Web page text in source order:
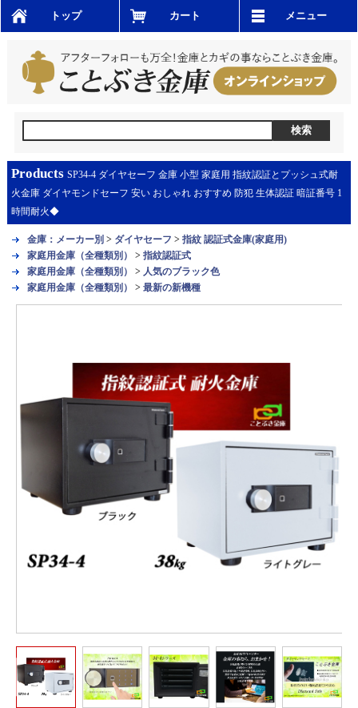
トップ カート メニュー
Products SP34-4 ダイヤセーフ 金庫 小型 家庭用 指紋認証とプッシュ式耐
火金庫 ダイヤモンドセーフ 安い おしゃれ おすすめ 防犯 生体認証 暗証番号 1
時間耐火◆
金庫：メーカー別 > ダイヤセーフ > 指紋 認証式金庫(家庭用)
家庭用金庫（全種類別）
> 指紋認証式
家庭用金庫（全種類別）
> 人気のブラック色
家庭用金庫（全種類別）
> 最新の新機種